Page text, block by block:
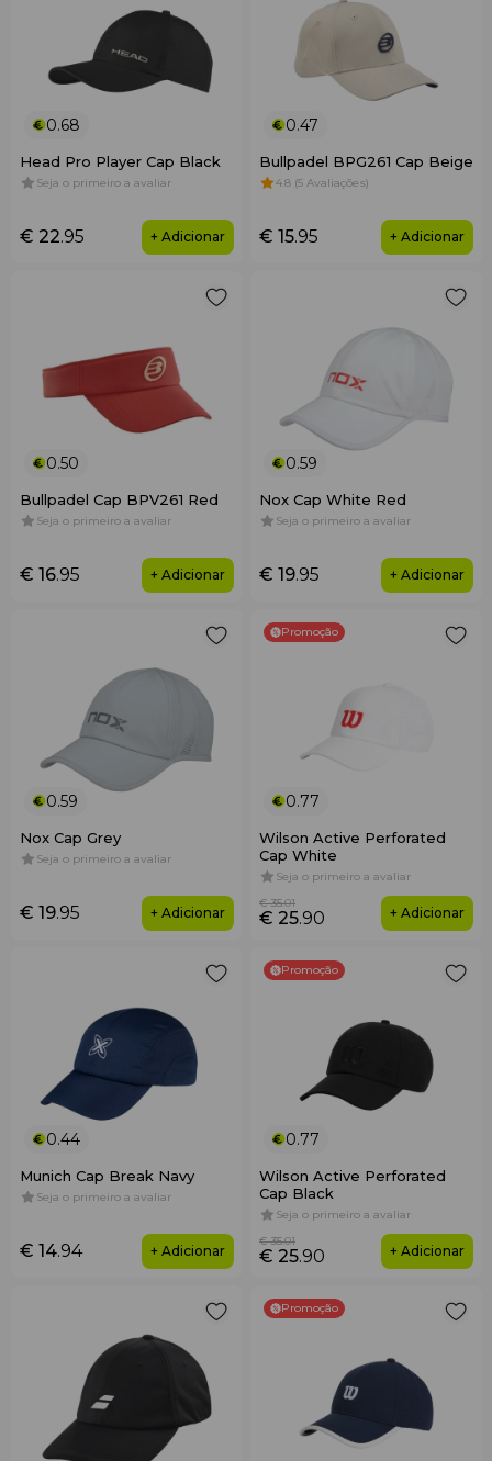
0.68
Head Pro Player Cap Black
Seja o primeiro a avaliar
€ 22.95 + Adicionar
0.47
Bullpadel BPG261 Cap Beige
4.8 (5 Avaliações)
€ 15.95 + Adicionar
0.50
Bullpadel Cap BPV261 Red
Seja o primeiro a avaliar
€ 16.95 + Adicionar
0.59
Nox Cap White Red
Seja o primeiro a avaliar
€ 19.95 + Adicionar
0.59
Nox Cap Grey
Seja o primeiro a avaliar
€ 19.95 + Adicionar
Promoção
0.77
Wilson Active Perforated
Cap White
Seja o primeiro a avaliar
€ 25.90
€ 35.01
+ Adicionar
0.44
Munich Cap Break Navy
Seja o primeiro a avaliar
€ 14.94 + Adicionar
Promoção
0.77
Wilson Active Perforated
Cap Black
Seja o primeiro a avaliar
€ 25.90
€ 35.01
+ Adicionar
Promoção